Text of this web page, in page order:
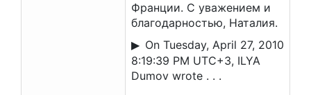
Франции. С уважением и
благодарностью, Наталия.
On Tuesday, April 27, 2010
8:19:39 PM UTC+3, ILYA
Dumov wrote . . .